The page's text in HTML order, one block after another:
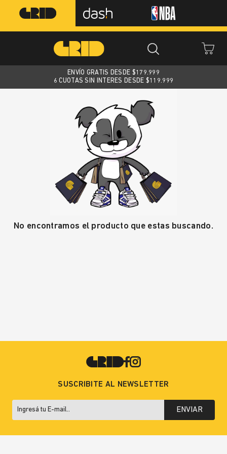
ENVÍO GRATIS DESDE $179.999
6 CUOTAS SIN INTERES DESDE $119.999
No encontramos el producto que estas buscando.
SUSCRIBITE AL NEWSLETTER
ENVIAR